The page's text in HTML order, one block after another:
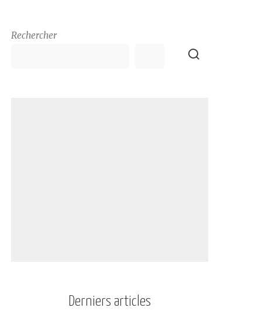
Rechercher
Derniers articles